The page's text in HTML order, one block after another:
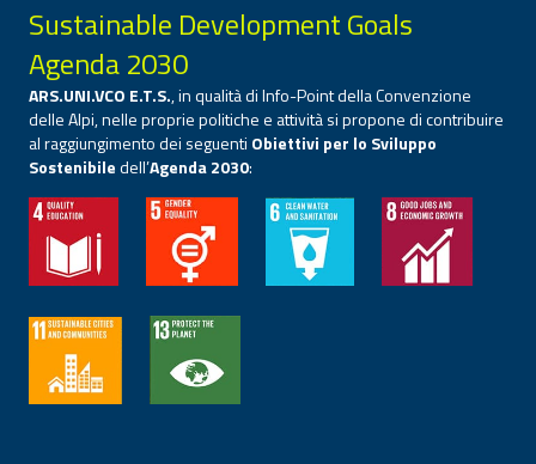
Sustainable Development Goals
Agenda 2030
ARS.UNI.VCO E.T.S., in qualità di Info-Point della Convenzione
delle Alpi, nelle proprie politiche e attività si propone di contribuire
al raggiungimento dei seguenti Obiettivi per lo Sviluppo
Sostenibiledell’Agenda 2030: